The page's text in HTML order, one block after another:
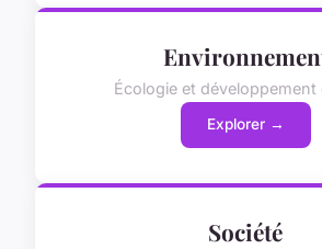
Écologie et développement
Explorer →
Société